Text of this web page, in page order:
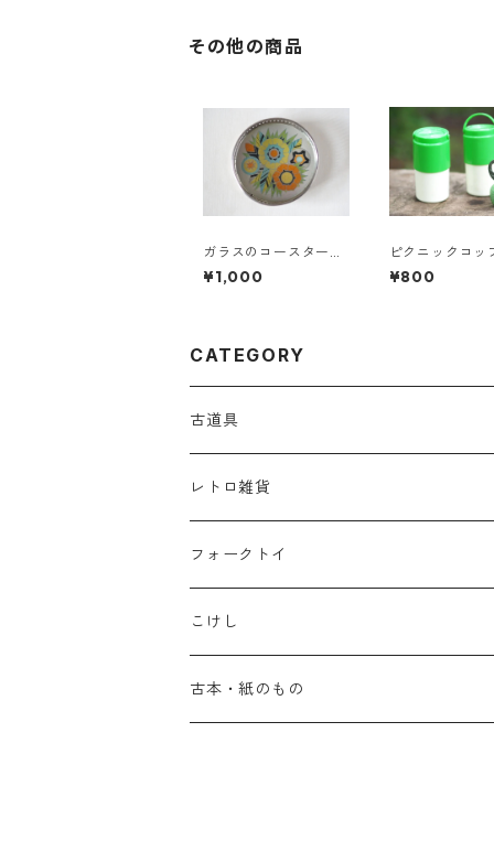
その他の商品
ガラスのコースター
（黄色花）
¥1,000
ピクニックコッ
ト
¥800
CATEGORY
古道具
レトロ雑貨
フォークトイ
こけし
古本・紙のもの